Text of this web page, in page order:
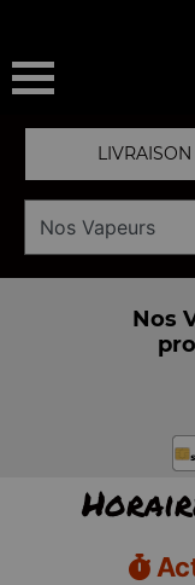
LIVRAISON
Nos